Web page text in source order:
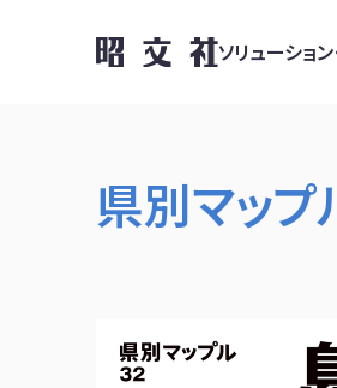
ソリューショ
県別マッ